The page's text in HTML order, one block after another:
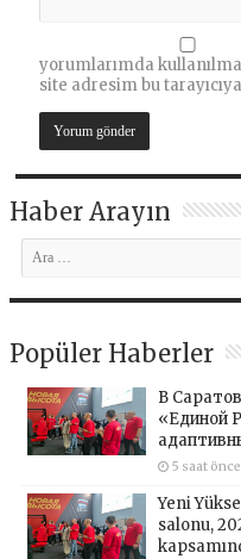
yorumlarımda
site adresim bu
Haber Arayın
Popüler Haberler
В
«Единой
5 saat önce
Yeni
salonu,